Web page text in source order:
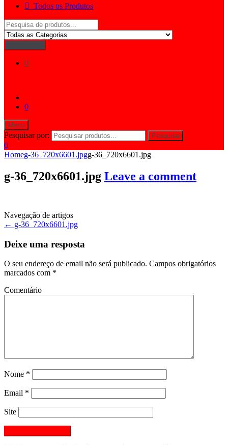
Todos os Produtos
Search
for:
0
0
Menu
Pesquisar por: Pesquisa
0
Homeg-36_720x6601.jpgg-36_720x6601.jpg
g-36_720x6601.jpg Leave a comment
Navegação de artigos
← g-36_720x6601.jpg
Deixe uma resposta
O seu endereço de email não será publicado. Campos obrigatórios
marcados com *
Comentário
Nome *
Email *
Site